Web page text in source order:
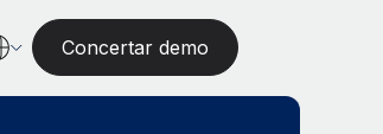
Concertar demo